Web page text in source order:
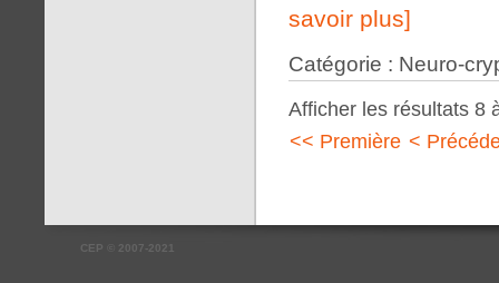
savoir plus]
Catégorie : Neuro-
Afficher les résultats 8
<< Première <
CEP 2007-2021